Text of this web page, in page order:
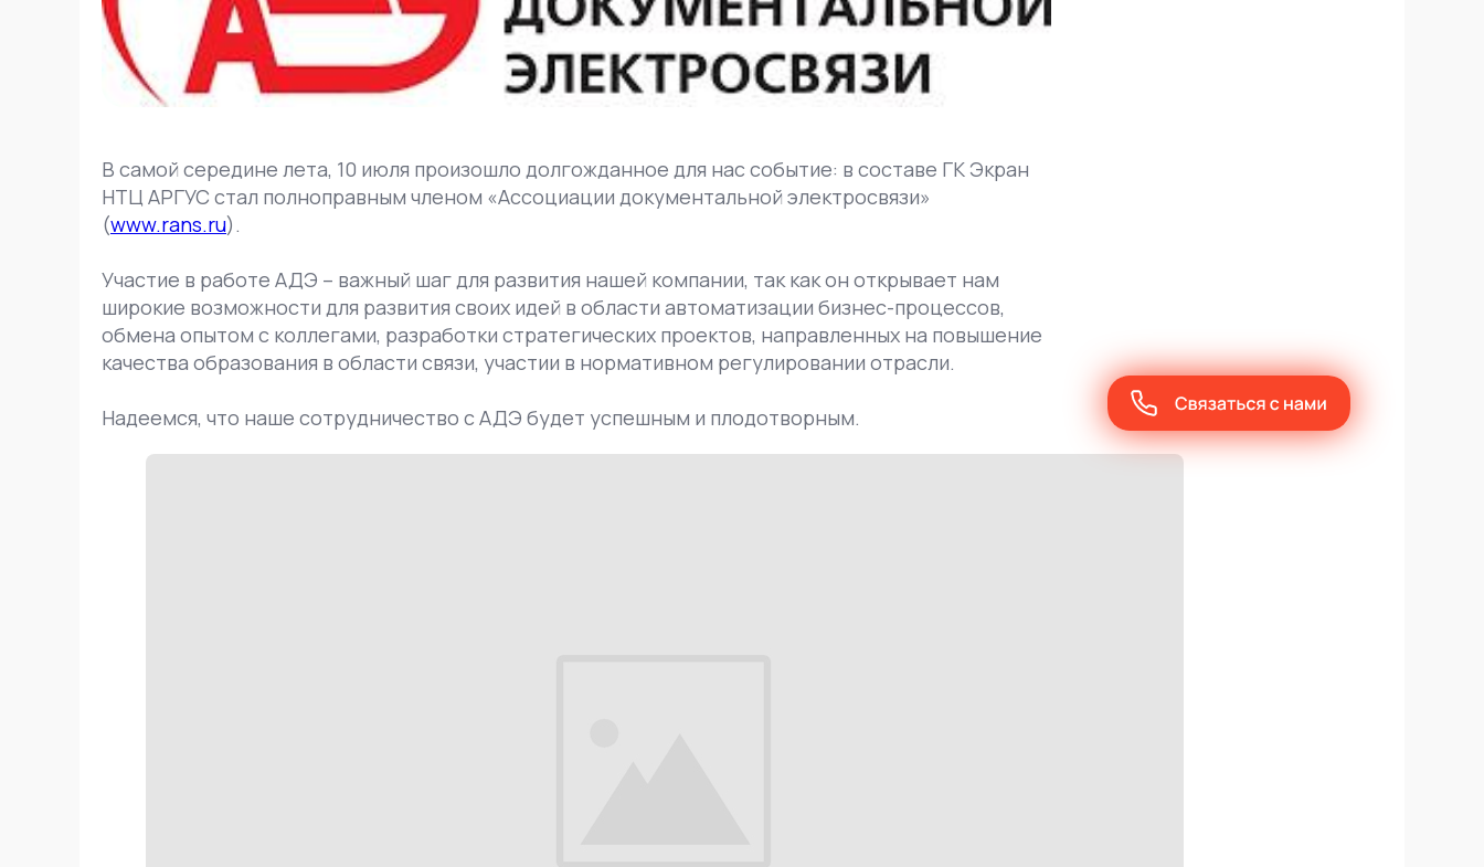
В самой середине лета, 10 июля произошло долгожданное для нас событие: в составе ГК Экран
НТЦ АРГУС стал полноправным членом «Ассоциации документальной электросвязи»
(www.rans.ru).
Участие в работе АДЭ – важный шаг для развития нашей компании, так как он открывает нам
широкие возможности для развития своих идей в области автоматизации бизнес-процессов,
обмена опытом с коллегами, разработки стратегических проектов, направленных на повышение
качества образования в области связи, участии в нормативном регулировании отрасли.
Надеемся, что наше сотрудничество с АДЭ будет успешным и плодотворным.